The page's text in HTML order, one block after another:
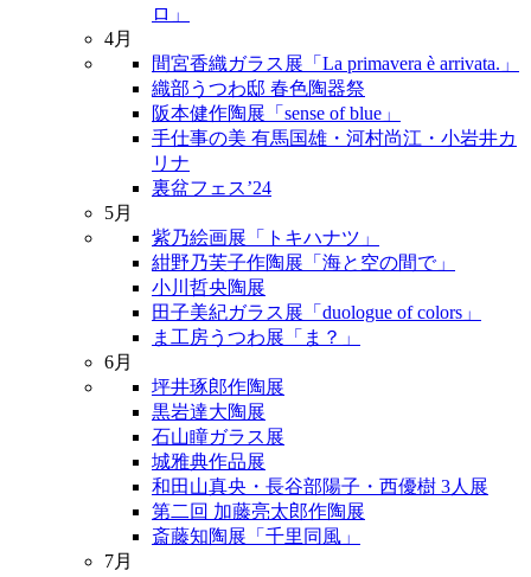
ロ」
4月
間宮香織ガラス展「La primavera è arrivata.」
織部うつわ邸 春色陶器祭
阪本健作陶展「sense of blue」
手仕事の美 有馬国雄・河村尚江・小岩井カ
リナ
裏盆フェス’24
5月
紫乃絵画展「トキハナツ」
紺野乃芙子作陶展「海と空の間で」
小川哲央陶展
田子美紀ガラス展「duologue of colors」
ま工房うつわ展「ま？」
6月
坪井琢郎作陶展
黒岩達大陶展
石山瞳ガラス展
城雅典作品展
和田山真央・長谷部陽子・西優樹 3人展
第二回 加藤亮太郎作陶展
斎藤知陶展「千里同風」
7月